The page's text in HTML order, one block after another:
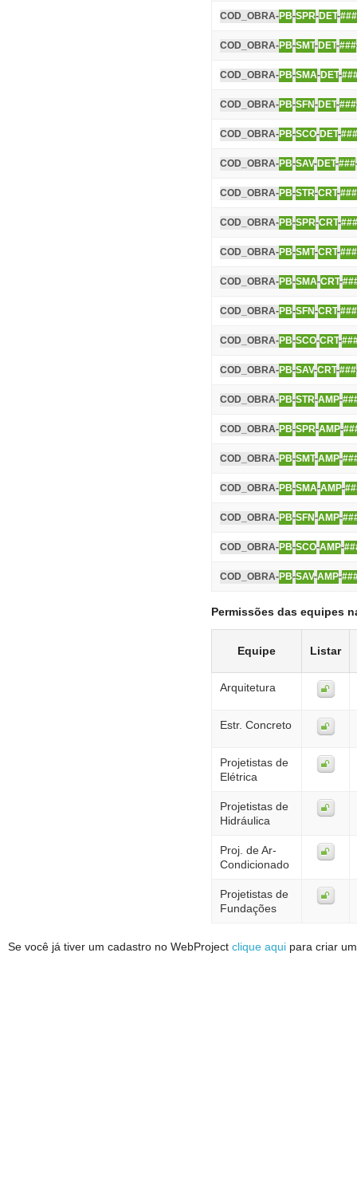
COD_OBRA-PB-SPR-DET-###
COD_OBRA-PB-SMT-DET-###
COD_OBRA-PB-SMA-DET-
COD_OBRA-PB-SFN-DET-###
COD_OBRA-PB-SCO-DET-###
COD_OBRA-PB-SAV-DET-###
COD_OBRA-PB-STR-CRT-###
COD_OBRA-PB-SPR-CRT-###
COD_OBRA-PB-SMT-CRT-###
COD_OBRA-PB-SMA-CRT-
COD_OBRA-PB-SFN-CRT-###
COD_OBRA-PB-SCO-CRT-
COD_OBRA-PB-SAV-CRT-###
COD_OBRA-PB-STR-AMP-
COD_OBRA-PB-SPR-AMP-
COD_OBRA-PB-SMT-AMP-
COD_OBRA-PB-SMA-AMP-
COD_OBRA-PB-SFN-AMP-
COD_OBRA-PB-SCO-AMP-
COD_OBRA-PB-SAV-AMP-
Permissões das equipes
Equipe Listar
Arquitetura
Estr. Concreto
Projetistas de
Elétrica
Projetistas de
Hidráulica
Proj. de Ar-
Condicionado
Projetistas de
Fundações
Se você já tiver um cadastro no WebProject clique aqui para criar